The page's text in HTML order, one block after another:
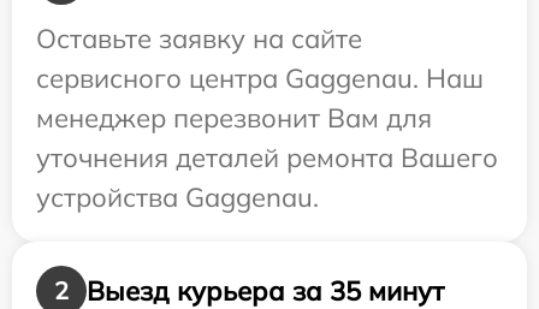
Оставьте заявку на сайте
сервисного центра Gaggenau. Наш
менеджер перезвонит Вам для
уточнения деталей ремонта Вашего
устройства Gaggenau.
2
Выезд курьера за 35 минут